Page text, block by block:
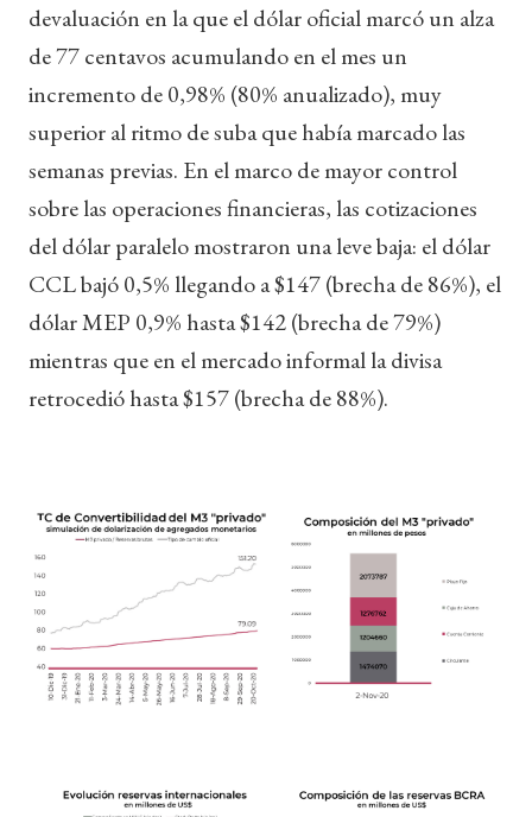
devaluación en la que el dólar oficial marcó un alza
de 77 centavos acumulando en el mes un
incremento de 0,98% (80% anualizado), muy
superior al ritmo de suba que había marcado las
semanas previas. En el marco de mayor control
sobre las operaciones financieras, las cotizaciones
del dólar paralelo mostraron una leve baja: el dólar
CCL bajó 0,5% llegando a $147 (brecha de 86%), el
dólar MEP 0,9% hasta $142 (brecha de 79%)
mientras que en el mercado informal la divisa
retrocedió hasta $157 (brecha de 88%).